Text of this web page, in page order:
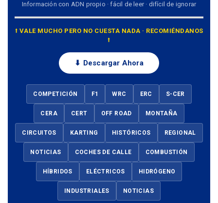
Información con ADN propio · fácil de leer · difícil de ignorar
⭡ VALE MUCHO PERO NO CUESTA NADA · RECOMIÉNDANOS
⭡
⬇ Descargar Ahora
COMPETICIÓN F1 WRC ERC S-CER
CERA CERT OFF ROAD MONTAÑA
CIRCUITOS KARTING HISTÓRICOS REGIONAL
NOTICIAS COCHES DE CALLE COMBUSTIÓN
HÍBRIDOS ELÉCTRICOS HIDRÓGENO
INDUSTRIALES NOTICIAS